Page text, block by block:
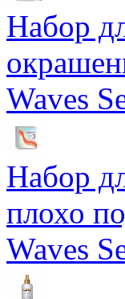
Набор
Waves
Набор
плохо
Waves